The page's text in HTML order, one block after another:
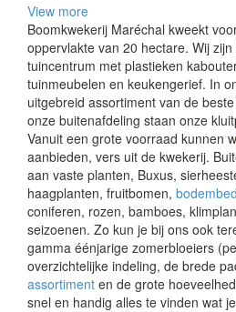
View more
Boomkwekerij Maréchal kweekt
oppervlakte van 20 hectare. Wij
tuincentrum met plastieken
tuinmeubelen en keukengerief. In
uitgebreid assortiment van de
onze buitenafdeling staan onze
Vanuit een grote voorraad kunnen
aanbieden, vers uit de kwekerij.
aan vaste planten, Buxus,
haagplanten, fruitbomen,
coniferen, rozen, bamboes,
seizoenen. Zo kun je bij ons ook
gamma éénjarige zomerbloeiers
overzichtelijke indeling, de brede
assortiment en de grote
snel en handig alles te vinden wat